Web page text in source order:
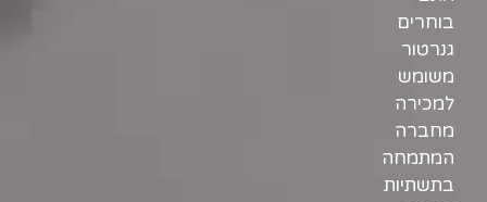
בוחרים
גנרטור
משומש
למכירה
מחברה
המתמחה
בתשתיות